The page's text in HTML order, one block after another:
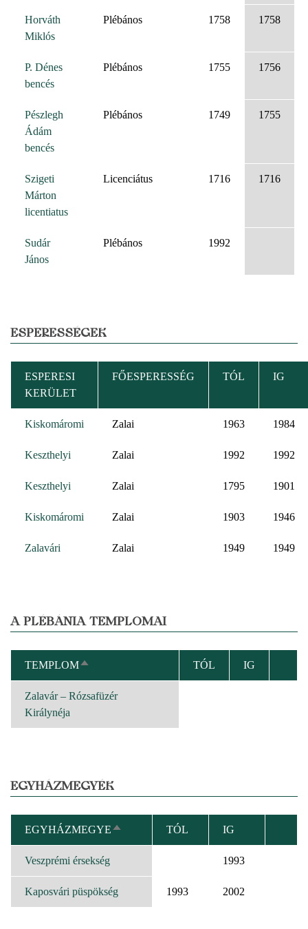
Horváth
Miklós
Plébános 1758 1758
P. Dénes
bencés
Plébános 1755 1756
Pészlegh
Ádám
bencés
Plébános 1749 1755
Szigeti
Márton
licentiatus
Licenciátus 1716 1716
Sudár
János
Plébános 1992
ESPERESSÉGEK
ESPERESI
KERÜLET
FŐESPERESSÉG TÓL IG
Kiskomáromi Zalai 1963 1984
Keszthelyi Zalai 1992 1992
Keszthelyi Zalai 1795 1901
Kiskomáromi Zalai 1903 1946
Zalavári Zalai 1949 1949
A PLÉBÁNIA TEMPLOMAI
TEMPLOMCSÖKKENŐ
RENDEZÉS
TÓL IG
Zalavár – Rózsafüzér
Királynéja
EGYHÁZMEGYÉK
EGYHÁZMEGYECSÖKKENŐ
RENDEZÉS
TÓL IG
Veszprémi érsekség 1993
Kaposvári püspökség 1993 2002